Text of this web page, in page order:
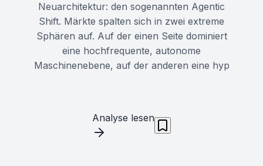
Neuarchitektur: den sogenannten Agentic
Shift. Märkte spalten sich in zwei extreme
Sphären auf. Auf der einen Seite dominiert
eine hochfrequente, autonome
Maschinenebene, auf der anderen eine hyp
Analyse lesen